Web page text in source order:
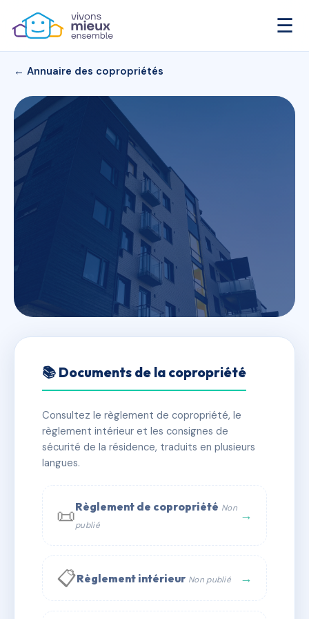
☰
← Annuaire des copropriétés
10 RUE DU PLAN D'AGDE
✓ Immatriculée 🏠 8 lots 🏗 1 bâtiment(s)
📞 Contacter Syndic Digital
📚 Documents de la copropriété
Consultez le règlement de copropriété, le
règlement intérieur et les consignes de
sécurité de la résidence, traduits en plusieurs
langues.
📜Règlement de copropriété Non
publié
→
📋Règlement intérieur Non publié →